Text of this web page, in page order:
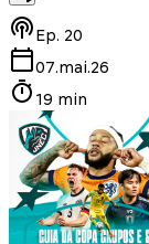
Ep. 20
07.mai.26
19 min